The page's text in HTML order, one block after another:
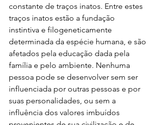
constante de traços inatos. Entre estes
traços inatos estão a fundação
instintiva e filogeneticamente
determinada da espécie humana, e são
afetados pela educação dada pela
família e pelo ambiente. Nenhuma
pessoa pode se desenvolver sem ser
influenciada por outras pessoas e por
suas personalidades, ou sem a
influência dos valores imbuídos